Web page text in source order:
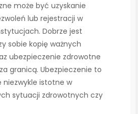
może być uzyskanie
lub rejestracji w
Dobrze jest
sobie kopię ważnych
ubezpieczenie zdrowotne
granicą. Ubezpieczenie to
niezwykle istotne w
sytuacji zdrowotnych czy